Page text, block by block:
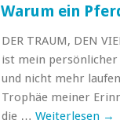
Warum ein
DER TRAUM, DEN
ist mein
und nicht mehr
Trophäe meiner
die … Weiterlesen →